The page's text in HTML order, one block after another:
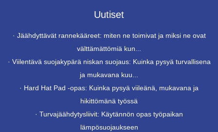
Uutiset
· Jäähdyttävät rannekääreet: miten ne toimivat ja miksi ne ovat
välttämättömiä kun...
· Viilentävä suojakypärä niskan suojaus: Kuinka pysyä turvallisena
ja mukavana kuu...
· Hard Hat Pad -opas: Kuinka pysyä viileänä, mukavana ja
hikittömänä työssä
· Turvajäähdytysliivit: Käytännön opas työpaikan
lämpösuojaukseen